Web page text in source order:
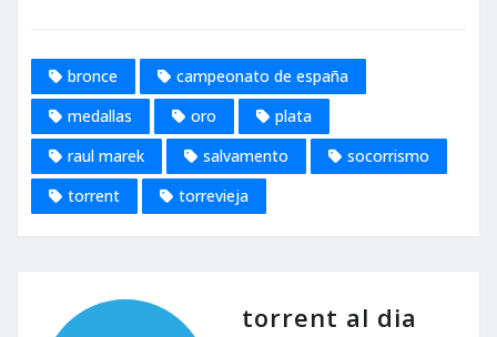
bronce
campeonato de españa
medallas
oro
plata
raul marek
salvamento
socorrismo
torrent
torrevieja
torrent al dia